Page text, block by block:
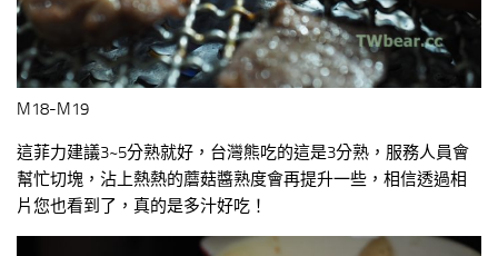
M18-M19
這菲力建議3~5分熟就好，台灣熊吃的這是3分熟，服務人員會
幫忙切塊，沾上熱熱的蘑菇醬熟度會再提升一些，相信透過相
片您也看到了，真的是多汁好吃！